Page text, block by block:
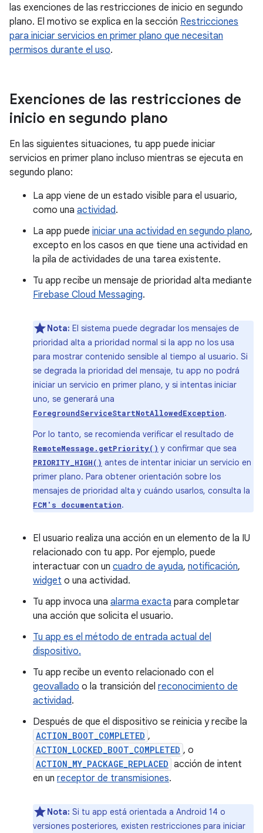
las exenciones de las restricciones de inicio en segundo
plano. El motivo se explica en la sección Restricciones
para iniciar servicios en primer plano que necesitan
permisos durante el uso.
Exenciones de las restricciones de
inicio en segundo plano
En las siguientes situaciones, tu app puede iniciar
servicios en primer plano incluso mientras se ejecuta en
segundo plano:
La app viene de un estado visible para el usuario,
como una actividad.
La app puede iniciar una actividad en segundo plano,
excepto en los casos en que tiene una actividad en
la pila de actividades de una tarea existente.
Tu app recibe un mensaje de prioridad alta mediante
Firebase Cloud Messaging.
Nota: El sistema puede degradar los mensajes de
prioridad alta a prioridad normal si la app no los usa
para mostrar contenido sensible al tiempo al usuario. Si
se degrada la prioridad del mensaje, tu app no podrá
iniciar un servicio en primer plano, y si intentas iniciar
uno, se generará una
ForegroundServiceStartNotAllowedException.
Por lo tanto, se recomienda verificar el resultado de
RemoteMessage.getPriority() y confirmar que sea
PRIORITY_HIGH() antes de intentar iniciar un servicio en
primer plano. Para obtener orientación sobre los
mensajes de prioridad alta y cuándo usarlos, consulta la
FCM's documentation.
El usuario realiza una acción en un elemento de la IU
relacionado con tu app. Por ejemplo, puede
interactuar con un cuadro de ayuda, notificación,
widget o una actividad.
Tu app invoca una alarma exacta para completar
una acción que solicita el usuario.
Tu app es el método de entrada actual del
dispositivo.
Tu app recibe un evento relacionado con el
geovallado o la transición del reconocimiento de
actividad.
Después de que el dispositivo se reinicia y recibe la
ACTION_BOOT_COMPLETED ,
ACTION_LOCKED_BOOT_COMPLETED , o
ACTION_MY_PACKAGE_REPLACED acción de intent
en un receptor de transmisiones.
Nota: Si tu app está orientada a Android 14 o
versiones posteriores, existen restricciones para iniciar